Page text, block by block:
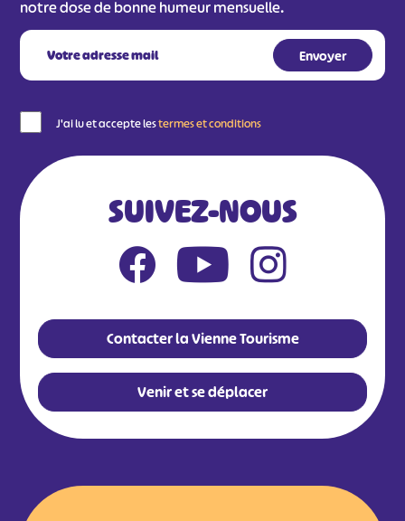
notre dose de bonne humeur mensuelle.
J'ai lu et accepte lestermes et conditions
SUIVEZ-NOUS
Contacter la Vienne Tourisme
Venir et se déplacer